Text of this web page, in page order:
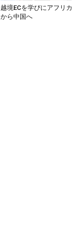
越境ECを学びにアフリカ
から中国へ